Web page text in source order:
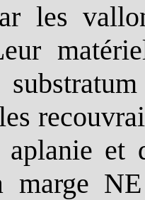
les
aplanie
marge